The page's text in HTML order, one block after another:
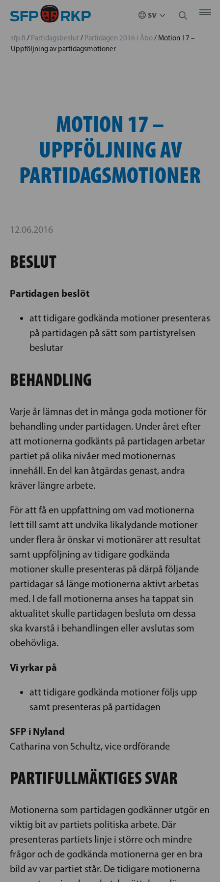
sfp.fi / Partidagsbeslut/ Partidagen 2016 i Åbo/ Motion 17 –
Uppföljning av partidagsmotioner
MOTION 17 –
UPPFÖLJNING AV
PARTIDAGSMOTIONER
12.06.2016
BESLUT
Partidagen beslöt
att tidigare godkända motioner presenteras
på partidagen på sätt som partistyrelsen
beslutar
BEHANDLING
Varje år lämnas det in många goda motioner för
behandling under partidagen. Under året efter
att motionerna godkänts på partidagen arbetar
partiet på olika nivåer med motionernas
innehåll. En del kan åtgärdas genast, andra
kräver längre arbete.
För att få en uppfattning om vad motionerna
lett till samt att undvika likalydande motioner
under flera år önskar vi motionärer att resultat
samt uppföljning av tidigare godkända
motioner skulle presenteras på därpå följande
partidagar så länge motionerna aktivt arbetas
med. I de fall motionerna anses ha tappat sin
aktualitet skulle partidagen besluta om dessa
ska kvarstå i behandlingen eller avslutas som
obehövliga.
Vi yrkar på
att tidigare godkända motioner följs upp
samt presenteras på partidagen
SFP i Nyland
Catharina von Schultz, vice ordförande
PARTIFULLMÄKTIGES SVAR
Motionerna som partidagen godkänner utgör en
viktig bit av partiets politiska arbete. Där
presenteras partiets linje i större och mindre
frågor och de godkända motionerna ger en bra
bild av var partiet står. De tidigare motionerna